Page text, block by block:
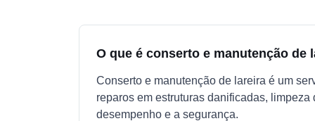
O que é conserto e manutenção de
Conserto e manutenção de lareira é um
reparos em estruturas danificadas,
desempenho e a segurança.